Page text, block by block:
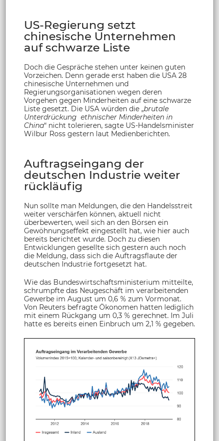
US-Regierung setzt
chinesische Unternehmen
auf schwarze Liste
Doch die Gespräche stehen unter keinen guten
Vorzeichen. Denn gerade erst haben die USA 28
chinesische Unternehmen und
Regierungsorganisationen wegen deren
Vorgehen gegen Minderheiten auf eine schwarze
Liste gesetzt. Die USA würden die „brutale
Unterdrückung ethnischer Minderheiten in
China“ nicht tolerieren, sagte US-Handelsminister
Wilbur Ross gestern laut Medienberichten.
Auftragseingang der
deutschen Industrie weiter
rückläufig
Nun sollte man Meldungen, die den Handelsstreit
weiter verschärfen können, aktuell nicht
überbewerten, weil sich an den Börsen ein
Gewöhnungseffekt eingestellt hat, wie hier auch
bereits berichtet wurde. Doch zu diesen
Entwicklungen gesellte sich gestern auch noch
die Meldung, dass sich die Auftragsflaute der
deutschen Industrie fortgesetzt hat.
Wie das Bundeswirtschaftsministerium mitteilte,
schrumpfte das Neugeschäft im verarbeitenden
Gewerbe im August um 0,6 % zum Vormonat.
Von Reuters befragte Ökonomen hatten lediglich
mit einem Rückgang um 0,3 % gerechnet. Im Juli
hatte es bereits einen Einbruch um 2,1 % gegeben.